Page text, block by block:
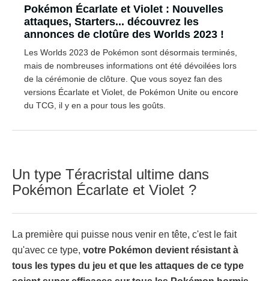
Pokémon Écarlate et Violet : Nouvelles
attaques, Starters... découvrez les
annonces de clotûre des Worlds 2023 !
Les Worlds 2023 de Pokémon sont désormais terminés,
mais de nombreuses informations ont été dévoilées lors
de la cérémonie de clôture. Que vous soyez fan des
versions Écarlate et Violet, de Pokémon Unite ou encore
du TCG, il y en a pour tous les goûts.
Un type Téracristal ultime dans
Pokémon Écarlate et Violet ?
La première qui puisse nous venir en tête, c'est le fait
qu'avec ce type, votre Pokémon devient résistant à
tous les types du jeu et que les attaques de ce type